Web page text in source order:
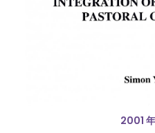
2001 年